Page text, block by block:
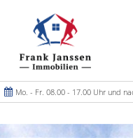
Mo. - Fr. 08.00 - 17.00 Uhr und